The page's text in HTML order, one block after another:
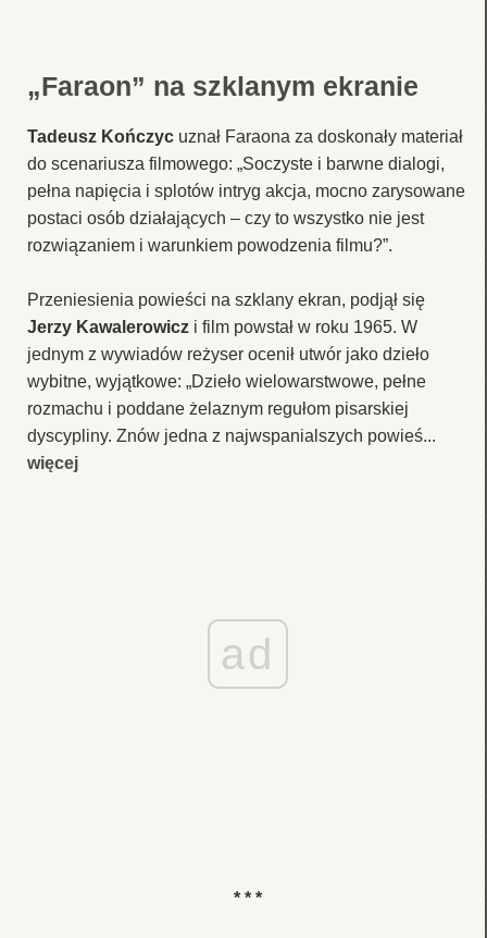
„Faraon” na szklanym ekranie
Tadeusz Kończyc uznał Faraona za doskonały materiał
do scenariusza filmowego: „Soczyste i barwne dialogi,
pełna napięcia i splotów intryg akcja, mocno zarysowane
postaci osób działających – czy to wszystko nie jest
rozwiązaniem i warunkiem powodzenia filmu?”.
Przeniesienia powieści na szklany ekran, podjął się
Jerzy Kawalerowicz i film powstał w roku 1965. W
jednym z wywiadów reżyser ocenił utwór jako dzieło
wybitne, wyjątkowe: „Dzieło wielowarstwowe, pełne
rozmachu i poddane żelaznym regułom pisarskiej
dyscypliny. Znów jedna z najwspanialszych powieś...
więcej
ad
* * *